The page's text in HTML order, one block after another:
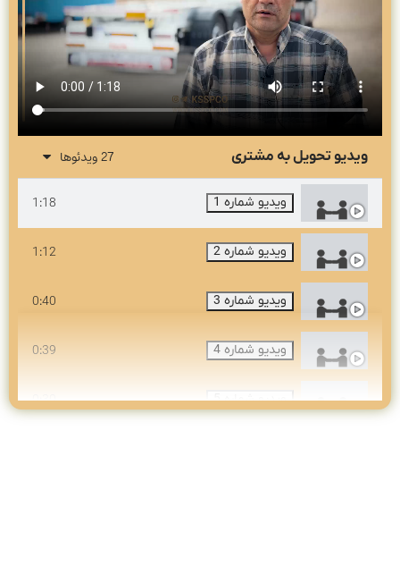
ویدیو تحویل به مشتری 27 ویدئوها
ویدیو شماره 1 1:18
ویدیو شماره 2 1:12
ویدیو شماره 3 0:40
ویدیو شماره 4 0:39
ویدیو شماره 5 0:30